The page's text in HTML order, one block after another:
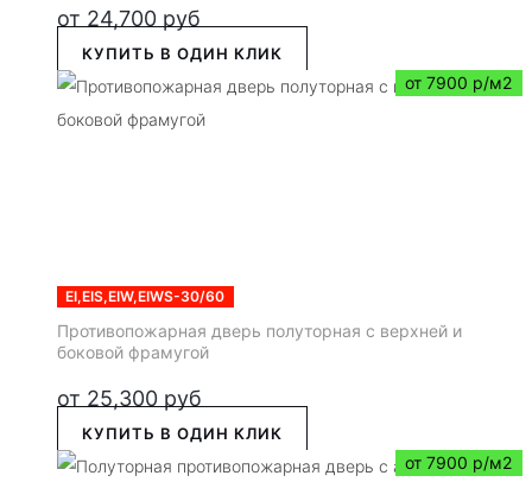
от 24,700 руб
КУПИТЬ В ОДИН КЛИК
от 7900 р/м2
EI,EIS,EIW,EIWS-30/60
Противопожарная дверь полуторная с верхней и
боковой фрамугой
от 25,300 руб
КУПИТЬ В ОДИН КЛИК
от 7900 р/м2